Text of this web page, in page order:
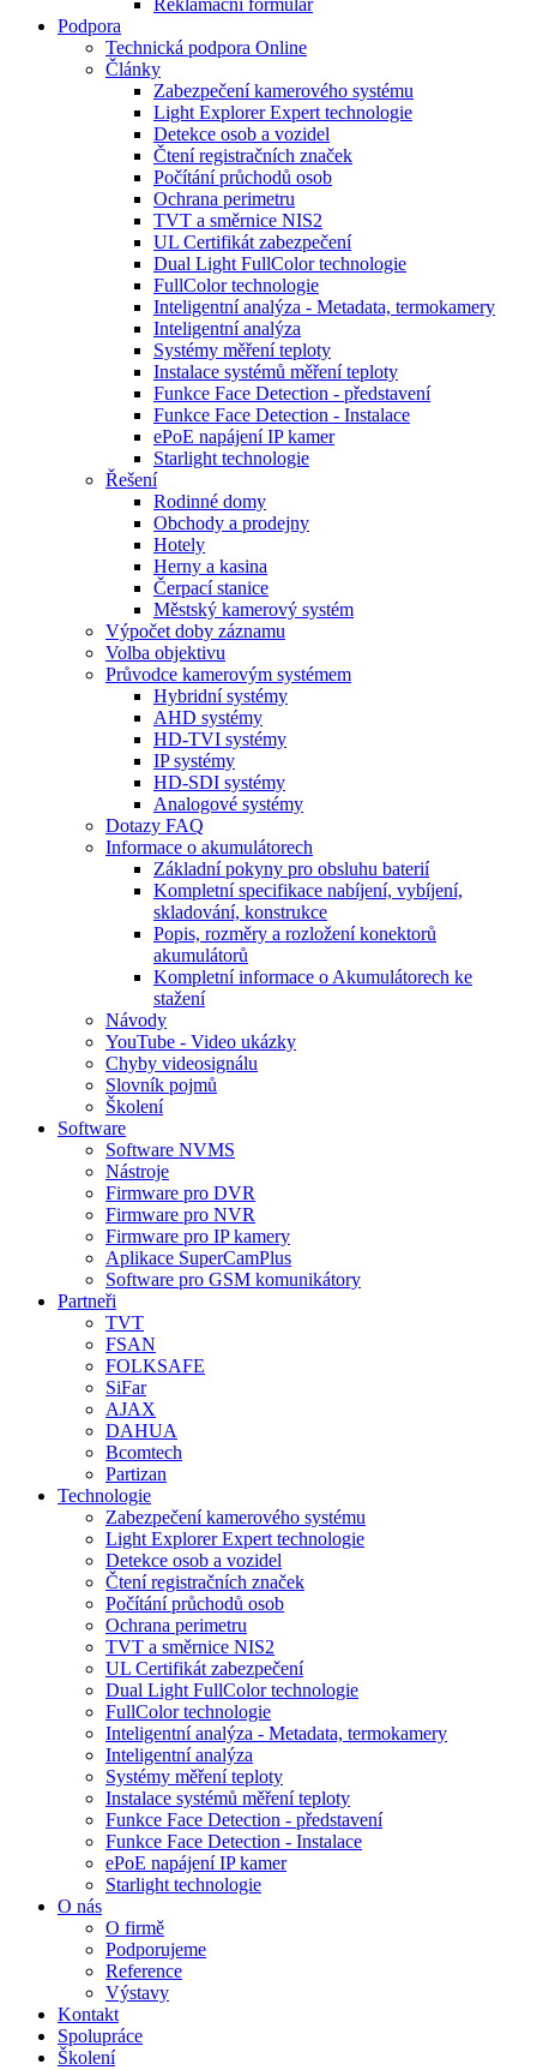
Reklamační formulář
Podpora
Technická podpora Online
Články
Zabezpečení kamerového systému
Light Explorer Expert technologie
Detekce osob a vozidel
Čtení registračních značek
Počítání průchodů osob
Ochrana perimetru
TVT a směrnice NIS2
UL Certifikát zabezpečení
Dual Light FullColor technologie
FullColor technologie
Inteligentní analýza - Metadata, termokamery
Inteligentní analýza
Systémy měření teploty
Instalace systémů měření teploty
Funkce Face Detection - představení
Funkce Face Detection - Instalace
ePoE napájení IP kamer
Starlight technologie
Řešení
Rodinné domy
Obchody a prodejny
Hotely
Herny a kasina
Čerpací stanice
Městský kamerový systém
Výpočet doby záznamu
Volba objektivu
Průvodce kamerovým systémem
Hybridní systémy
AHD systémy
HD-TVI systémy
IP systémy
HD-SDI systémy
Analogové systémy
Dotazy FAQ
Informace o akumulátorech
Základní pokyny pro obsluhu baterií
Kompletní specifikace nabíjení, vybíjení,
skladování, konstrukce
Popis, rozměry a rozložení konektorů
akumulátorů
Kompletní informace o Akumulátorech ke
stažení
Návody
YouTube - Video ukázky
Chyby videosignálu
Slovník pojmů
Školení
Software
Software NVMS
Nástroje
Firmware pro DVR
Firmware pro NVR
Firmware pro IP kamery
Aplikace SuperCamPlus
Software pro GSM komunikátory
Partneři
TVT
FSAN
FOLKSAFE
SiFar
AJAX
DAHUA
Bcomtech
Partizan
Technologie
Zabezpečení kamerového systému
Light Explorer Expert technologie
Detekce osob a vozidel
Čtení registračních značek
Počítání průchodů osob
Ochrana perimetru
TVT a směrnice NIS2
UL Certifikát zabezpečení
Dual Light FullColor technologie
FullColor technologie
Inteligentní analýza - Metadata, termokamery
Inteligentní analýza
Systémy měření teploty
Instalace systémů měření teploty
Funkce Face Detection - představení
Funkce Face Detection - Instalace
ePoE napájení IP kamer
Starlight technologie
O nás
O firmě
Podporujeme
Reference
Výstavy
Kontakt
Spolupráce
Školení